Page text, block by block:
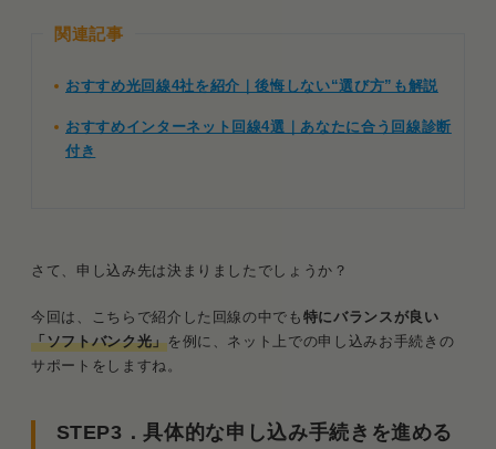
関連記事
おすすめ光回線4社を紹介｜後悔しない“選び方”も解説
おすすめインターネット回線4選｜あなたに合う回線診断
付き
さて、申し込み先は決まりましたでしょうか？
今回は、こちらで紹介した回線の中でも 特にバランスが良い
「ソフトバンク光」を例に、ネット上での申し込みお手続きの
サポートをしますね。
STEP3．具体的な申し込み手続きを進める